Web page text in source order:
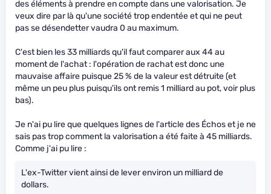
des éléments à prendre en compte dans une valorisation. Je
veux dire par là qu'une société trop endentée et qui ne peut
pas se désendetter vaudra 0 au maximum.
C'est bien les 33 milliards qu'il faut comparer aux 44 au
moment de l'achat : l'opération de rachat est donc une
mauvaise affaire puisque 25 % de la valeur est détruite (et
même un peu plus puisqu'ils ont remis 1 milliard au pot, voir plus
bas).
Je n'ai pu lire que quelques lignes de l'article des Échos et je ne
sais pas trop comment la valorisation a été faite à 45 milliards.
Comme j'ai pu lire :
L'ex-Twitter vient ainsi de lever environ un milliard de
dollars.